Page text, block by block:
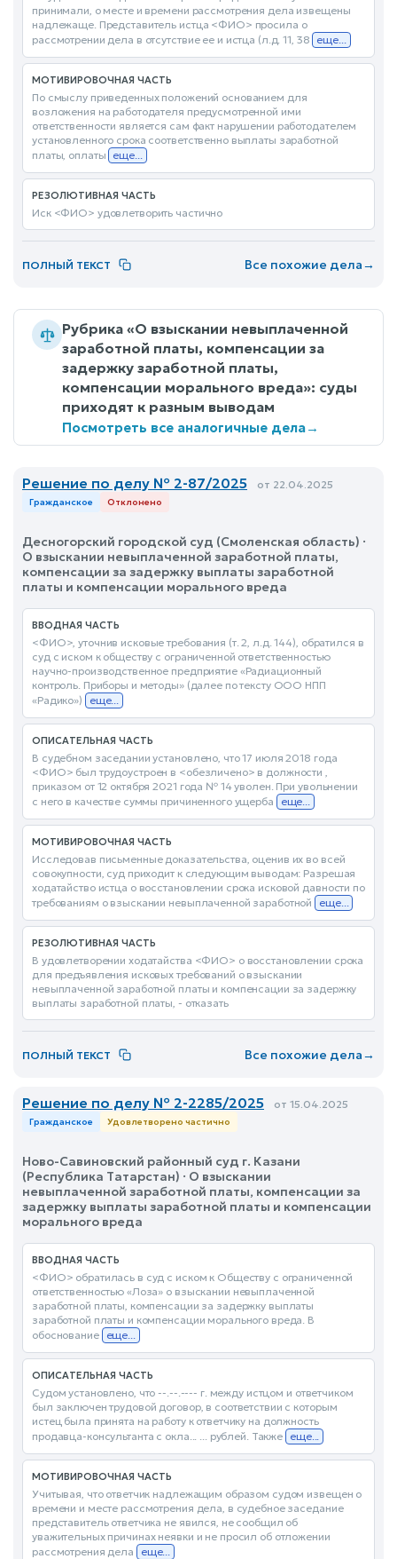
принимали, о месте и времени рассмотрения дела извещены
надлежаще. Представитель истца <ФИО> просила о
рассмотрении дела в отсутствие ее и истца (л.д. 11, 38 еще...
МОТИВИРОВОЧНАЯ ЧАСТЬ
По смыслу приведенных положений основанием для
возложения на работодателя предусмотренной ими
ответственности является сам факт нарушении работодателем
установленного срока соответственно выплаты заработной
платы, оплаты еще...
РЕЗОЛЮТИВНАЯ ЧАСТЬ
Иск <ФИО> удовлетворить частично
ПОЛНЫЙ ТЕКСТ Все похожие дела→
Рубрика «О взыскании невыплаченной
заработной платы, компенсации за
задержку заработной платы,
компенсации морального вреда»: суды
приходят к разным выводам
Посмотреть все аналогичные дела→
Решение по делу № 2-87/2025 от 22.04.2025
Гражданское Отклонено
Десногорский городской суд (Смоленская область) ·
О взыскании невыплаченной заработной платы,
компенсации за задержку выплаты заработной
платы и компенсации морального вреда
ВВОДНАЯ ЧАСТЬ
<ФИО>, уточнив исковые требования (т. 2, л.д. 144), обратился в
суд с иском к обществу с ограниченной ответственностью
научно-производственное предприятие «Радиационный
контроль. Приборы и методы» (далее по тексту ООО НПП
«Радико»)
еще...
ОПИСАТЕЛЬНАЯ ЧАСТЬ
В судебном заседании установлено, что 17 июля 2018 года
<ФИО> был трудоустроен в <обезличено> в должности ,
приказом от 12 октября 2021 года № 14 уволен. При увольнении
с него в качестве суммы причиненного ущерба
еще...
МОТИВИРОВОЧНАЯ ЧАСТЬ
Исследовав письменные доказательства, оценив их во всей
совокупности, суд приходит к следующим выводам: Разрешая
ходатайство истца о восстановлении срока исковой давности по
требованиям о взыскании невыплаченной заработной еще...
РЕЗОЛЮТИВНАЯ ЧАСТЬ
В удовлетворении ходатайства <ФИО> о восстановлении срока
для предъявления исковых требований о взыскании
невыплаченной заработной платы и компенсации за задержку
выплаты заработной платы, - отказать
ПОЛНЫЙ ТЕКСТ Все похожие дела→
Решение по делу № 2-2285/2025 от 15.04.2025
Гражданское Удовлетворено частично
Ново-Савиновский районный суд г. Казани
(Республика Татарстан) · О взыскании
невыплаченной заработной платы, компенсации за
задержку выплаты заработной платы и компенсации
морального вреда
ВВОДНАЯ ЧАСТЬ
<ФИО> обратилась в суд с иском к Обществу с ограниченной
ответственностью «Лоза» о взыскании невыплаченной
заработной платы, компенсации за задержку выплаты
заработной платы и компенсации морального вреда. В
обоснование еще...
ОПИСАТЕЛЬНАЯ ЧАСТЬ
Судом установлено, что --.--.---- г. между истцом и ответчиком
был заключен трудовой договор, в соответствии с которым
истец была принята на работу к ответчику на должность
продавца-консультанта с окла... ... рублей. Также еще...
МОТИВИРОВОЧНАЯ ЧАСТЬ
Учитывая, что ответчик надлежащим образом судом извещен о
времени и месте рассмотрения дела, в судебное заседание
представитель ответчика не явился, не сообщил об
уважительных причинах неявки и не просил об отложении
рассмотрения дела
еще...